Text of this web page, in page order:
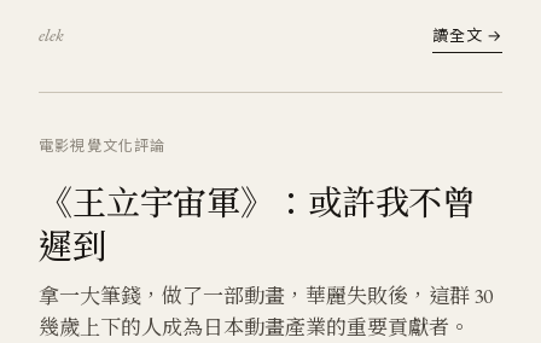
elek 讀全文 →
電影視覺文化評論
《王立宇宙軍》：或許我不曾
遲到
拿一大筆錢，做了一部動畫，華麗失敗後，這群 30
幾歲上下的人成為日本動畫產業的重要貢獻者。